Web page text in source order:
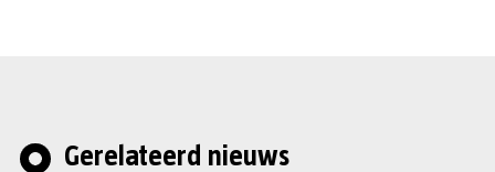
Gerelateerd nieuws